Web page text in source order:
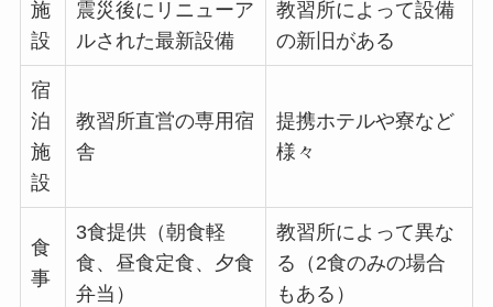
施
設
震災後にリニューア
ルされた最新設備
教習所によって設備
の新旧がある
宿
泊
施
設
教習所直営の専用宿
舎
提携ホテルや寮など
様々
食
事
3食提供（朝食軽
食、昼食定食、夕食
弁当）
教習所によって異な
る（2食のみの場合
もある）